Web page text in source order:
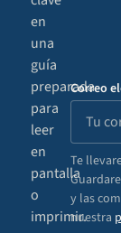
en
una
guía
preparada
para
leer
en
pantalla
o
imprimir.
Correo
Te
y las
nuestra